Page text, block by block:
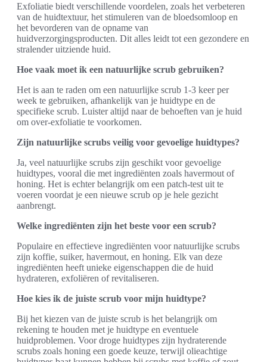
Exfoliatie biedt verschillende voordelen, zoals het verbeteren
van de huidtextuur, het stimuleren van de bloedsomloop en
het bevorderen van de opname van
huidverzorgingsproducten. Dit alles leidt tot een gezondere en
stralender uitziende huid.
Hoe vaak moet ik een natuurlijke scrub gebruiken?
Het is aan te raden om een natuurlijke scrub 1-3 keer per
week te gebruiken, afhankelijk van je huidtype en de
specifieke scrub. Luister altijd naar de behoeften van je huid
om over-exfoliatie te voorkomen.
Zijn natuurlijke scrubs veilig voor gevoelige huidtypes?
Ja, veel natuurlijke scrubs zijn geschikt voor gevoelige
huidtypes, vooral die met ingrediënten zoals havermout of
honing. Het is echter belangrijk om een patch-test uit te
voeren voordat je een nieuwe scrub op je hele gezicht
aanbrengt.
Welke ingrediënten zijn het beste voor een scrub?
Populaire en effectieve ingrediënten voor natuurlijke scrubs
zijn koffie, suiker, havermout, en honing. Elk van deze
ingrediënten heeft unieke eigenschappen die de huid
hydrateren, exfoliëren of revitaliseren.
Hoe kies ik de juiste scrub voor mijn huidtype?
Bij het kiezen van de juiste scrub is het belangrijk om
rekening te houden met je huidtype en eventuele
huidproblemen. Voor droge huidtypes zijn hydraterende
scrubs zoals honing een goede keuze, terwijl olieachtige